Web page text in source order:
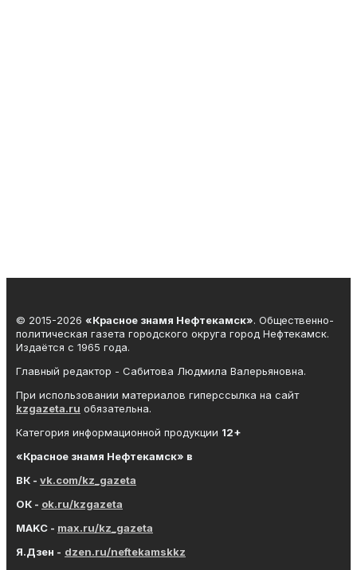
© 2015-2026 «Красное знамя Нефтекамск». Общественно-
политическая газета городского округа город Нефтекамск.
Издаётся с 1965 года.
Главный редактор - Сабитова Людмила Валерьяновна.
При использовании материалов гиперссылка на сайт
kzgazeta.ru обязательна.
Категория информационной продукции 12+
«Красное знамя Нефтекамск» в
ВК - vk.com/kz_gazeta
ОК - ok.ru/kzgazeta
MAKC - max.ru/kz_gazeta
Я.Дзен - dzen.ru/neftekamskkz